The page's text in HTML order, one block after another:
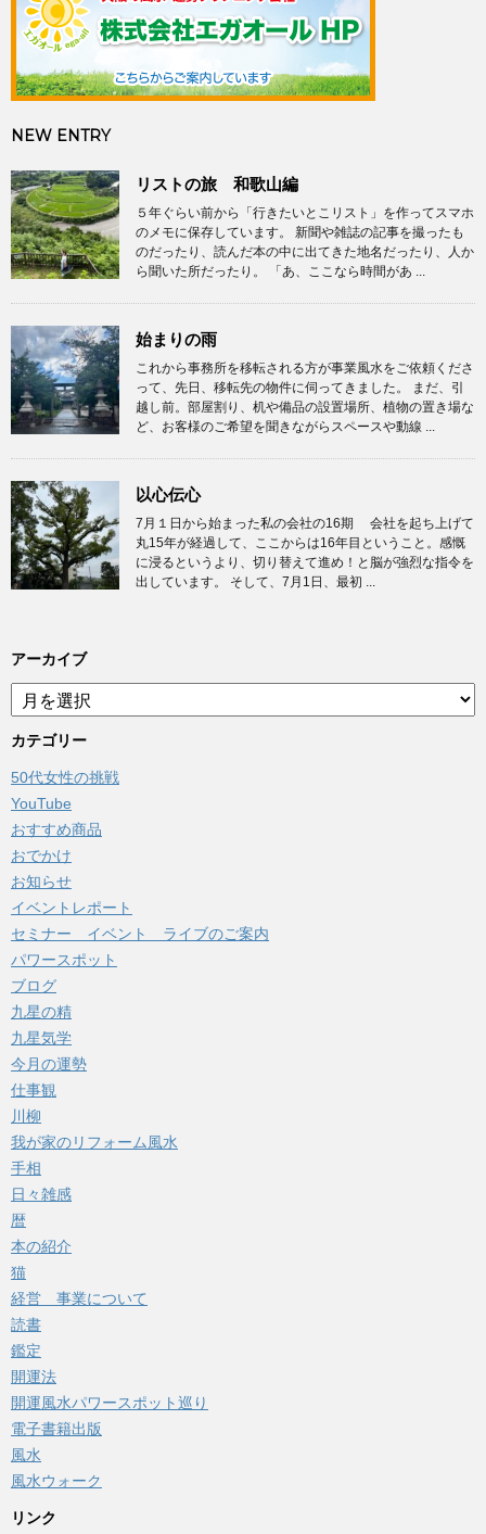
NEW ENTRY
リストの旅 和歌山編
５年ぐらい前から「行きたいとこリスト」を作ってスマホ
のメモに保存しています。 新聞や雑誌の記事を撮ったも
のだったり、読んだ本の中に出てきた地名だったり、人か
ら聞いた所だったり。 「あ、ここなら時間があ ...
始まりの雨
これから事務所を移転される方が事業風水をご依頼くださ
って、先日、移転先の物件に伺ってきました。 まだ、引
越し前。部屋割り、机や備品の設置場所、植物の置き場な
ど、お客様のご希望を聞きながらスペースや動線 ...
以心伝心
7月１日から始まった私の会社の16期 会社を起ち上げて
丸15年が経過して、ここからは16年目ということ。感慨
に浸るというより、切り替えて進め！と脳が強烈な指令を
出しています。 そして、7月1日、最初 ...
アーカイブ
ア
ー
カ
ブ
カテゴリー
50代女性の挑戦
YouTube
おすすめ商品
おでかけ
お知らせ
イベントレポート
セミナー イベント ライブのご案内
パワースポット
ブログ
九星の精
九星気学
今月の運勢
仕事観
川柳
我が家のリフォーム風水
手相
日々雑感
暦
本の紹介
猫
経営 事業について
読書
鑑定
開運法
開運風水パワースポット巡り
電子書籍出版
風水
風水ウォーク
リンク